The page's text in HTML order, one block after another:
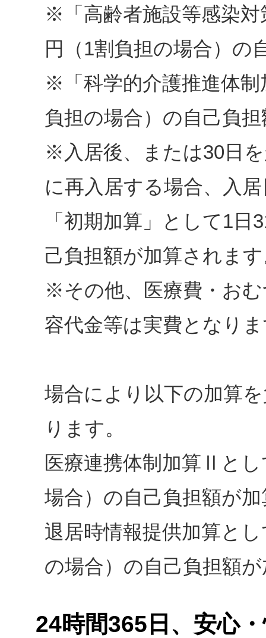
※「高齢者施設等感染
円（1割負担の場合）の
※「科学的介護推進体
負担の場合）の自己負
※入居後、または30日
に再入居する場合、入
「初期加算」として1
己負担額が加算されま
※その他、医療費・お
容代金等は実費となり
場合により以下の加算
ります。
医療連携体制加算Ⅱと
場合）の自己負担額が
退居時情報提供加算と
の場合）の自己負担額
24時間365日、安心